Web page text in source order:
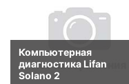
Компьютерная
диагностика Lifan
Solano 2